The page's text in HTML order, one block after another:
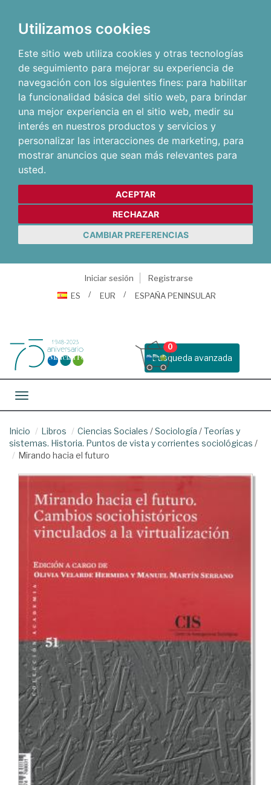
Utilizamos cookies
Este sitio web utiliza cookies y otras tecnologías
de seguimiento para mejorar su experiencia de
navegación con los siguientes fines: para habilitar
la funcionalidad básica del sitio web, para brindar
una mejor experiencia en el sitio web, medir su
interés en nuestros productos y servicios y
personalizar las interacciones de marketing, para
mostrar anuncios que sean más relevantes para
usted.
ACEPTAR
RECHAZAR
CAMBIAR PREFERENCIAS
Iniciar sesión
Registrarse
ES
EUR ESPAÑA PENINSULAR
Busqueda avanzada
0
Toggle navigation
Inicio Libros Ciencias Sociales /Sociología /Teorías y
sistemas. Historia. Puntos de vista y corrientes sociológicas /
Mirando hacia el futuro